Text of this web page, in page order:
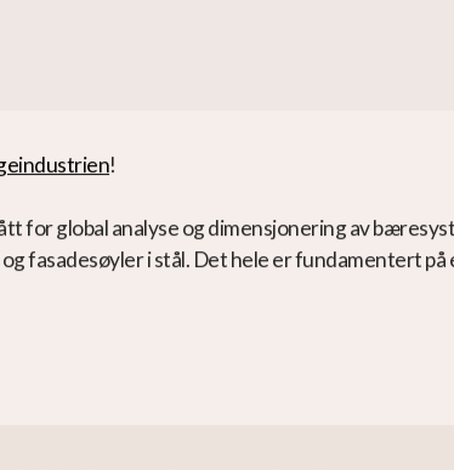
!
for global analyse og dimensjonering av
fasadesøyler i stål. Det hele er fundamentert på